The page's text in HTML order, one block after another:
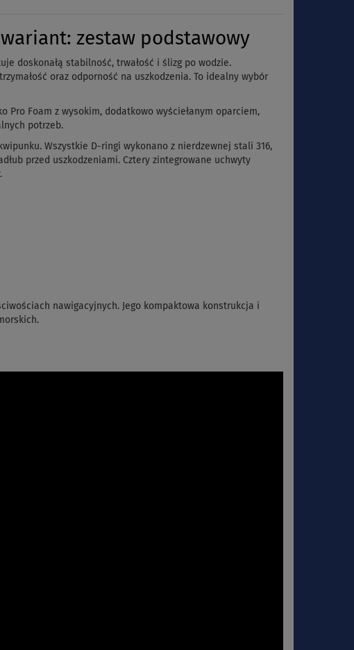
zestaw podstawowy
doskonałą stabilność, trwałość i ślizg po wodzie.
oraz odporność na uszkodzenia. To idealny wybór
Pro Foam z wysokim, dodatkowo wyściełanym oparciem,
potrzeb.
Wszystkie D-ringi wykonano z nierdzewnej stali 316,
przed uszkodzeniami. Cztery zintegrowane uchwyty
nawigacyjnych. Jego kompaktowa konstrukcja i